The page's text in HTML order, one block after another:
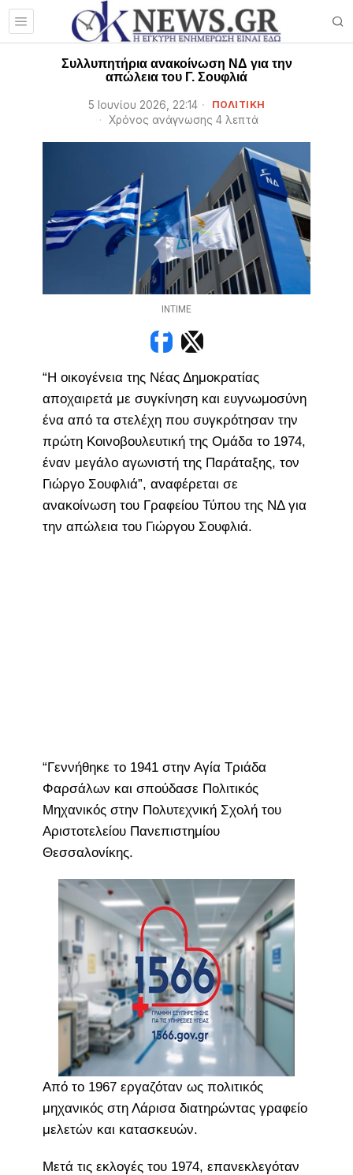
Συλλυπητήρια ανακοίνωση ΝΔ για την
απώλεια του Γ. Σουφλιά
5 Ιουνίου 2026, 22:14 ΠΟΛΙΤΙΚΗ
Χρόνος ανάγνωσης 4 λεπτά
INTIME
“Η οικογένεια της Νέας Δημοκρατίας
αποχαιρετά με συγκίνηση και ευγνωμοσύνη
ένα από τα στελέχη που συγκρότησαν την
πρώτη Κοινοβουλευτική της Ομάδα το 1974,
έναν μεγάλο αγωνιστή της Παράταξης, τον
Γιώργο Σουφλιά”, αναφέρεται σε
ανακοίνωση του Γραφείου Τύπου της ΝΔ για
την απώλεια του Γιώργου Σουφλιά.
“Γεννήθηκε το 1941 στην Αγία Τριάδα
Φαρσάλων και σπούδασε Πολιτικός
Μηχανικός στην Πολυτεχνική Σχολή του
Αριστοτελείου Πανεπιστημίου
Θεσσαλονίκης.
Από το 1967 εργαζόταν ως πολιτικός
μηχανικός στη Λάρισα διατηρώντας γραφείο
μελετών και κατασκευών.
Μετά τις εκλογές του 1974, επανεκλεγόταν